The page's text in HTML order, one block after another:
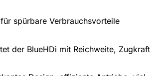
spürbare Verbrauchsvorteile
der BlueHDi mit Reichweite, Zugkraft